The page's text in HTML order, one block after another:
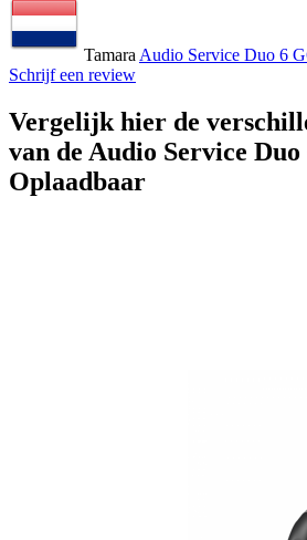
Tamara Audio Service Duo 6
Schrijf een review
Vergelijk hier de
van de Audio Service Duo
Oplaadbaar